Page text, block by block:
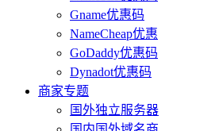
Gname优惠码
NameCheap优惠
GoDaddy优惠码
Dynadot优惠码
商家专题
国外独立服务器